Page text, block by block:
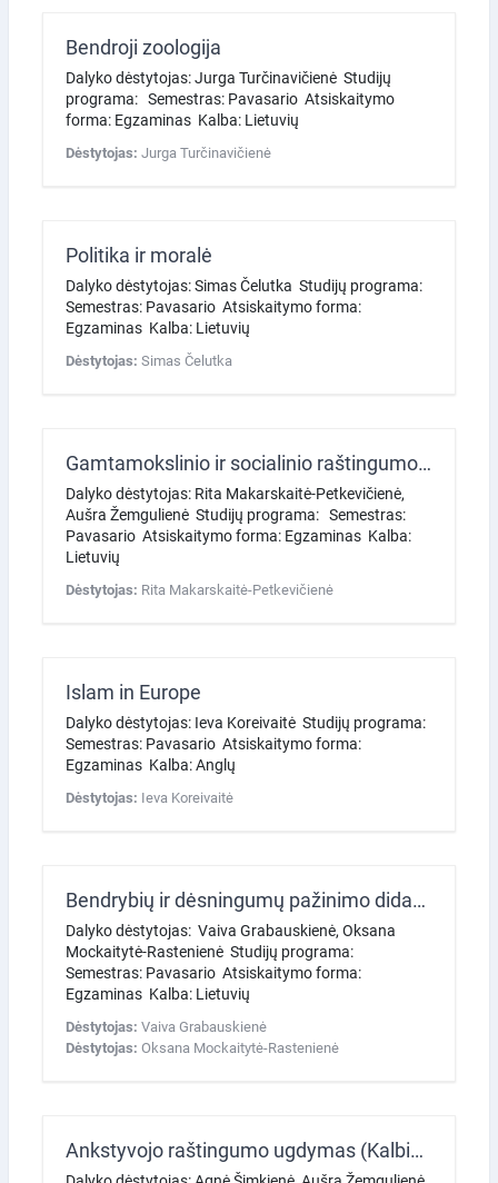
Bendroji zoologija
Dalyko dėstytojas: Jurga Turčinavičienė Studijų
programa: Semestras: Pavasario Atsiskaitymo
forma: Egzaminas Kalba: Lietuvių
Dėstytojas: Jurga Turčinavičienė
Politika ir moralė
Dalyko dėstytojas: Simas Čelutka Studijų programa:
Semestras: Pavasario Atsiskaitymo forma:
Egzaminas Kalba: Lietuvių
Dėstytojas: Simas Čelutka
Gamtamokslinio ir socialinio raštingumo ugdymas (Gyvosios gamtos didaktika)
Dalyko dėstytojas: Rita Makarskaitė-Petkevičienė,
Aušra Žemgulienė Studijų programa: Semestras:
Pavasario Atsiskaitymo forma: Egzaminas Kalba:
Lietuvių
Dėstytojas: Rita Makarskaitė-Petkevičienė
Islam in Europe
Dalyko dėstytojas: Ieva Koreivaitė Studijų programa:
Semestras: Pavasario Atsiskaitymo forma:
Egzaminas Kalba: Anglų
Dėstytojas: Ieva Koreivaitė
Bendrybių ir dėsningumų pažinimo didaktika (seminarai)
Dalyko dėstytojas: Vaiva Grabauskienė, Oksana
Mockaitytė-Rastenienė Studijų programa:
Semestras: Pavasario Atsiskaitymo forma:
Egzaminas Kalba: Lietuvių
Dėstytojas: Vaiva Grabauskienė
Dėstytojas: Oksana Mockaitytė-Rastenienė
Ankstyvojo raštingumo ugdymas (Kalbinis ugdymas: SKAITYTOJO IKI 7 METŲ UGDYMAS)